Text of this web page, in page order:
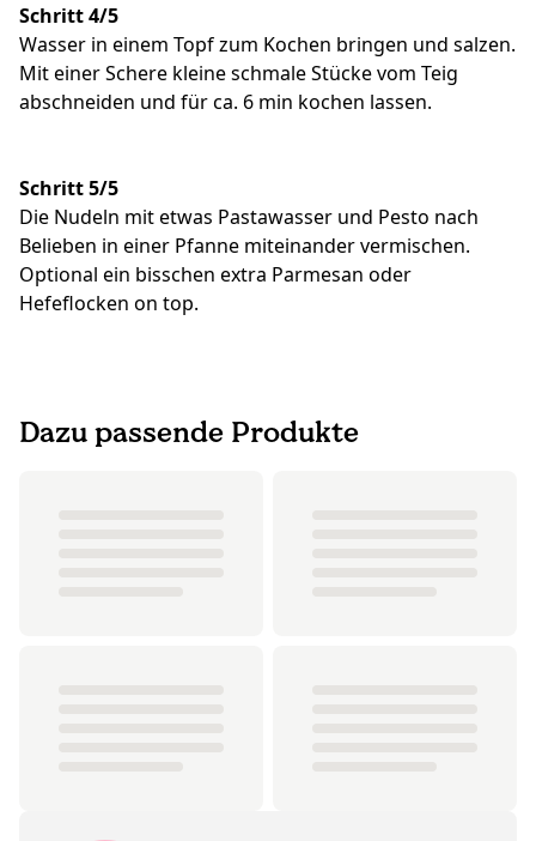
Schritt 4/5
Wasser in einem Topf zum Kochen bringen und salzen.
Mit einer Schere kleine schmale Stücke vom Teig
abschneiden und für ca. 6 min kochen lassen.
Schritt 5/5
Die Nudeln mit etwas Pastawasser und Pesto nach
Belieben in einer Pfanne miteinander vermischen.
Optional ein bisschen extra Parmesan oder
Hefeflocken on top.
Dazu passende Produkte